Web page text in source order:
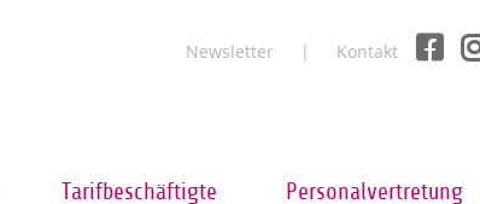
Newsletter Kontakt
Tarifbeschäftigte Personalvertretung